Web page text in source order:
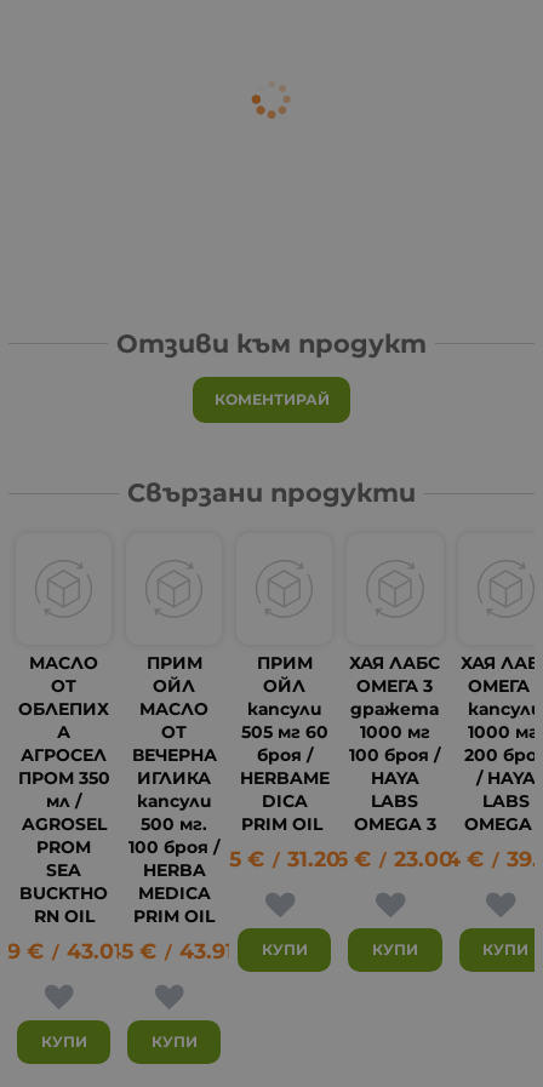
Отзиви към продукт
КОМЕНТИРАЙ
Свързани продукти
МАСЛО
ОТ
ОБЛЕПИХ
А
АГРОСЕЛ
ПРОМ 350
мл /
AGROSEL
PROM
SEA
BUCKTHO
RN OIL
€ / 43.01 лв.
КУПИ
ПРИМ
ОЙЛ
МАСЛО
ОТ
ВЕЧЕРНА
ИГЛИКА
капсули
500 мг.
100 броя /
HERBA
MEDICA
PRIM OIL
22.45 € / 43.91 лв.
КУПИ
ПРИМ
ОЙЛ
капсули
505 мг 60
броя /
HERBAME
DICA
PRIM OIL
15.95 € / 31.20 лв.
КУПИ
ХАЯ ЛАБС
ОМЕГА 3
дражета
1000 мг
100 броя /
HAYA
LABS
OMEGA 3
11.76 € / 23.00 лв.
КУПИ
ХАЯ
ОМЕГА 3
капсули
1000 мг.
200
/ HAYA
LABS
OMEGA
19.94 € /
КУПИ